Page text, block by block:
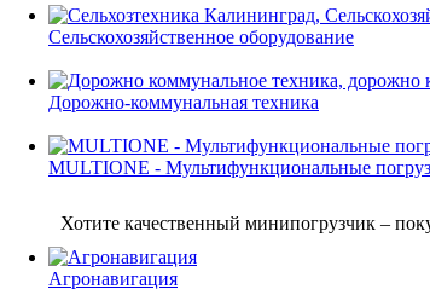
Сельскохозяйственное оборудование
Дорожно-коммунальная техника
MULTIONE - Мультифункциональные
Хотите качественный минипогрузчик –
Агронавигация